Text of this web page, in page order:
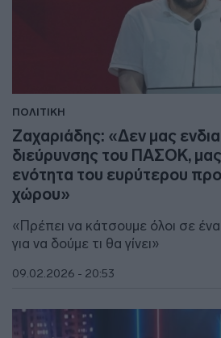
ΠΟΛΙΤΙΚΗ
Ζαχαριάδης: «Δεν μας
διεύρυνσης του ΠΑΣΟΚ, μας
ενότητα του ευρύτερου
χώρου»
«Πρέπει να κάτσουμε όλοι σε
για να δούμε τι θα γίνει»
09.02.2026 - 20:53